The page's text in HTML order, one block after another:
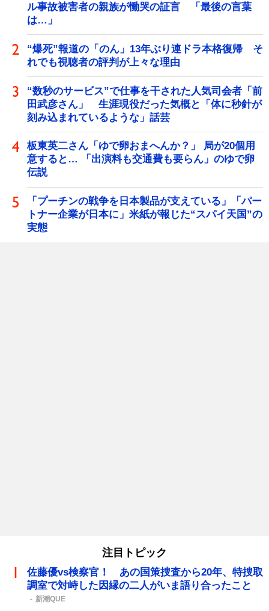
ル事故被害者の親族が慟哭の証言 「最後の言葉
は…」
“爆死”報道の「のん」13年ぶり連ドラ本格復帰 そ
れでも視聴者の評判が上々な理由
“数秒のサービス”で仕事を干された人気司会者「前
田武彦さん」 生涯現役だった気概と「体に秒針が
刻み込まれているような」話芸
板東英二さん「ゆで卵おまへんか？」 局が20個用
意すると… 「出演料も交通費も要らん」のゆで卵
伝説
「プーチンの戦争を日本製品が支えている」「パー
トナー企業が日本に」米紙が報じた“スパイ天国”の
実態
注目トピック
佐藤優vs検察官！ あの国策捜査から20年、特捜取
調室で対峙した因縁の二人がいま語り合ったこと
新潮QUE